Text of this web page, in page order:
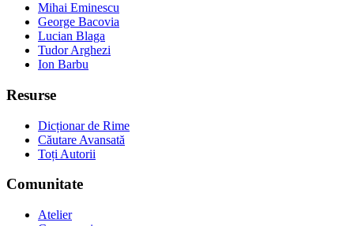
Mihai Eminescu
George Bacovia
Lucian Blaga
Tudor Arghezi
Ion Barbu
Resurse
Dicționar de Rime
Căutare Avansată
Toți Autorii
Comunitate
Atelier